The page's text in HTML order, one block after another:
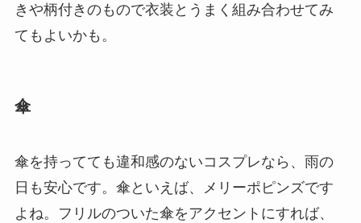
きや柄付きのもので衣装とうまく組み合わせてみ
てもよいかも。
傘
傘を持ってても違和感のないコスプレなら、雨の
日も安心です。傘といえば、メリーポピンズです
よね。フリルのついた傘をアクセントにすれば、